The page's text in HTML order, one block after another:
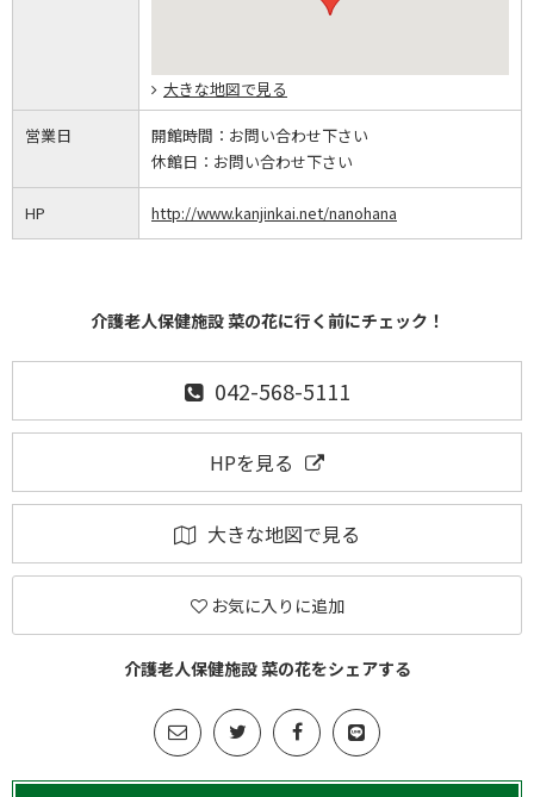
大きな地図で見る
営業日 開館時間： お問い合わせ下さい
休館日： お問い合わせ下さい
HP http://www.kanjinkai.net/nanohana
介護老人保健施設 菜の花に行く前にチェック！
042-568-5111
HPを見る
大きな地図で見る
お気に入りに追加
介護老人保健施設 菜の花をシェアする